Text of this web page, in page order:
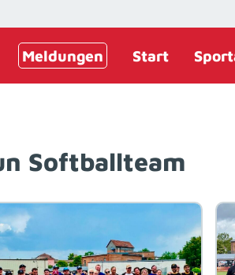
Meldungen Start
Softballteam